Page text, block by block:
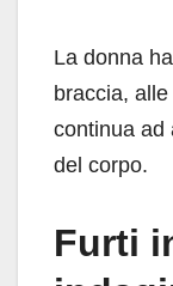
La donna
braccia,
continua ad
del corpo.
Furti